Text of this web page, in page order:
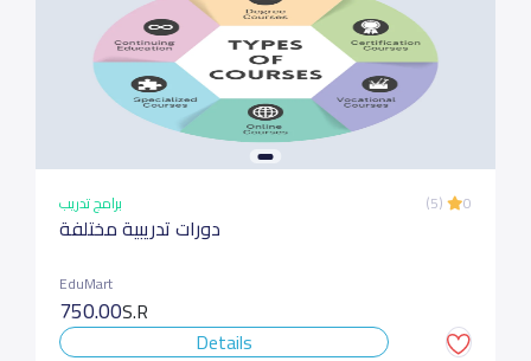
برامج تدريب (5) 0
دورات تدريبية مختلفة
EduMart
750.00S.R
Details